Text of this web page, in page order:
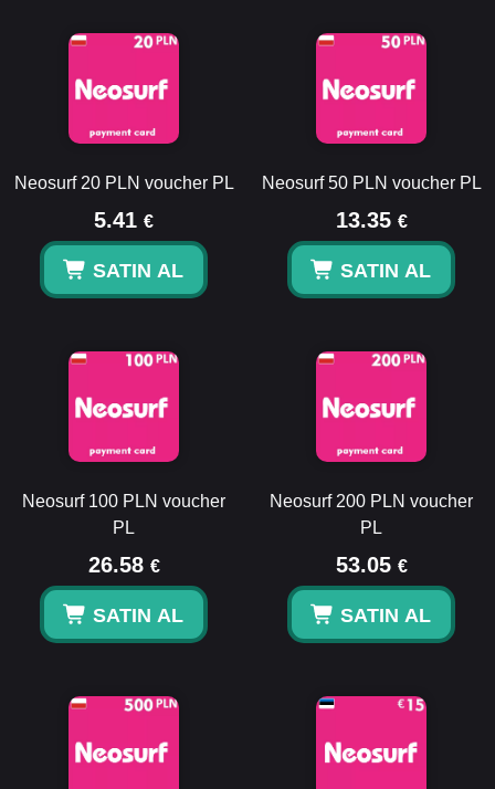
Neosurf 20 PLN voucher PL
5.41 €
SATIN AL
Neosurf 50 PLN voucher PL
13.35 €
SATIN AL
Neosurf 100 PLN voucher
PL
26.58 €
SATIN AL
Neosurf 200 PLN voucher
PL
53.05 €
SATIN AL